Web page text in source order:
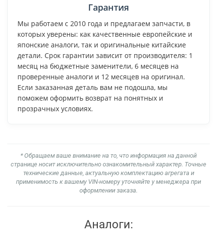
Гарантия
Мы работаем с 2010 года и предлагаем запчасти, в
которых уверены: как качественные европейские и
японские аналоги, так и оригинальные китайские
детали. Срок гарантии зависит от производителя: 1
месяц на бюджетные заменители, 6 месяцев на
проверенные аналоги и 12 месяцев на оригинал.
Если заказанная деталь вам не подошла, мы
поможем оформить возврат на понятных и
прозрачных условиях.
* Обращаем ваше внимание на то, что информация на данной
странице носит исключительно ознакомительный характер. Точные
технические данные, актуальную комплектацию агрегата и
применимость к вашему VIN-номеру уточняйте у менеджера при
оформлении заказа.
Аналоги: